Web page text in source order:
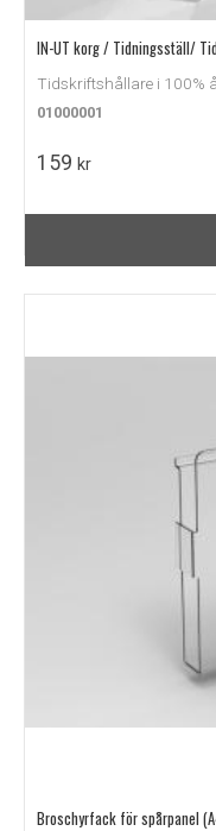
IN-UT korg / Tidningsställ/
Tidskriftshållare i 100%
01000001
159 kr
Broschyrfack för spårpanel